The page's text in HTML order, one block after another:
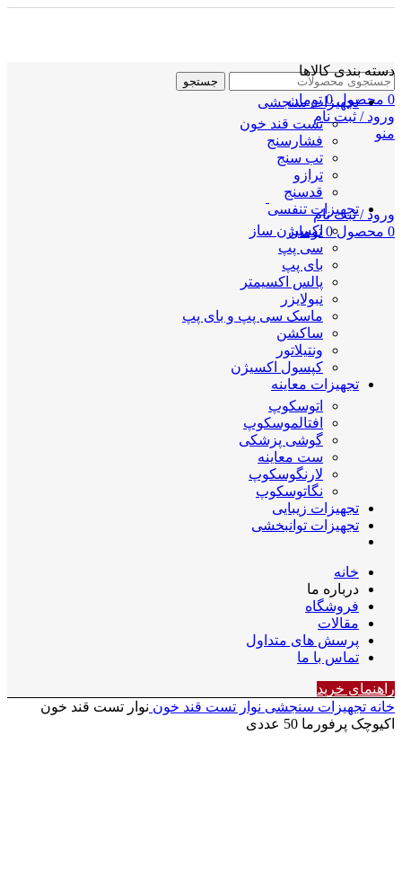
جستجو
0 محصول 0 تومان
ورود / ثبت نام
منو
ورود / ثبت نام
0 محصول 0 تومان
دسته بندی کالاها
تجهیزات سنجشی
تست قند خون
فشارسنج
تب سنج
ترازو
قدسنج
تجهیزات تنفسی
اکسیژن ساز
سی پپ
بای پپ
پالس اکسیمتر
نبولایزر
ماسک سی پپ و بای پپ
ساکشن
ونتیلاتور
کپسول اکسیژن
تجهیزات معاینه
اتوسکوپ
افتالموسکوپ
گوشی پزشکی
ست معاینه
لارنگوسکوپ
نگاتوسکوپ
تجهیزات زیبایی
تجهیزات توانبخشی
خانه
درباره ما
فروشگاه
مقالات
پرسش های متداول
تماس با ما
راهنمای خرید
خانه تجهیزات سنجشی نوار تست قند خون نوار تست قند خون
اکیوچک پرفورما 50 عددی